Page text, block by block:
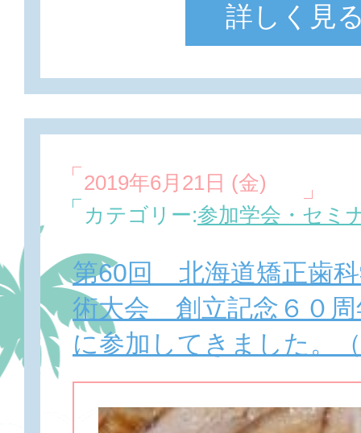
詳しく見
2019年6月21日 (金)
カテゴリー:参加学会・セミ
第60回 北海道矯正歯
術大会 創立記念６０
に参加してきました。